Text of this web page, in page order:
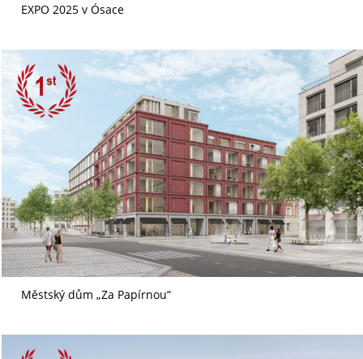
EXPO 2025 v Ósace
Městský dům „Za Papírnou“